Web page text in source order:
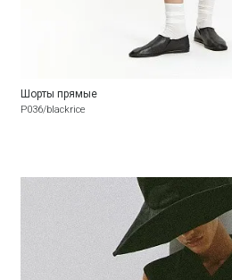
Шорты прямые
P036/blackrice